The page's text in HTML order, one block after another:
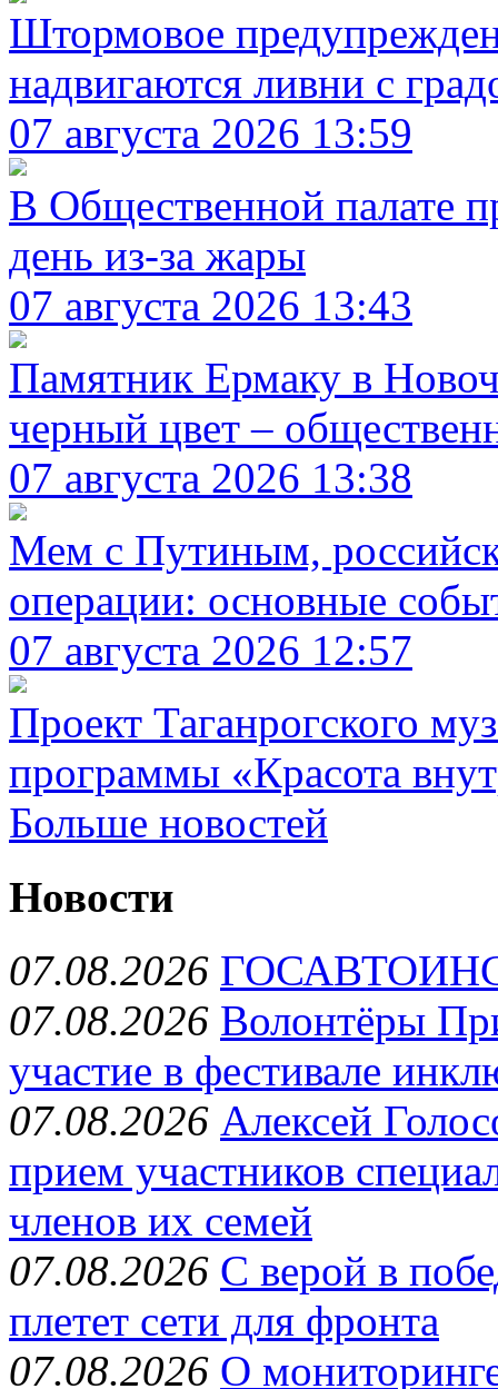
Штормовое
надвигаются ливни с
07 августа 2026 13:59
В Общественной палате
день из-за жары
07 августа 2026 13:43
Памятник Ермаку в
черный цвет –
07 августа 2026 13:38
Мем с Путиным,
операции: основные
07 августа 2026 12:57
Проект Таганрогского
программы «Красота
Больше новостей
Новости
07.08.2026
07.08.2026 Волонтёры
участие в фестивале
07.08.2026 Алексей
прием участников
членов их семей
07.08.2026 С верой в
плетет сети для фронта
07.08.2026 О